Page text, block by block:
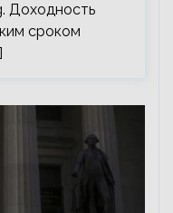
Доходность
сроком